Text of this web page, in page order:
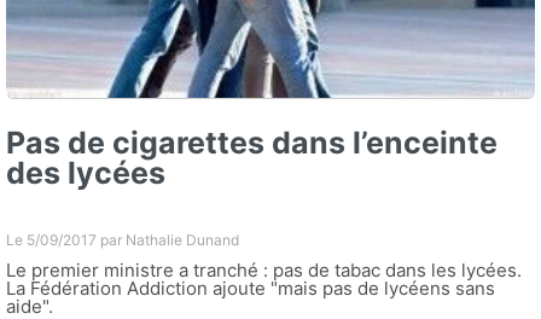
Pas de cigarettes dans l’enceinte
des lycées
Le 5/09/2017 par Nathalie Dunand
Le premier ministre a tranché : pas de tabac dans les lycées.
La Fédération Addiction ajoute "mais pas de lycéens sans
aide".